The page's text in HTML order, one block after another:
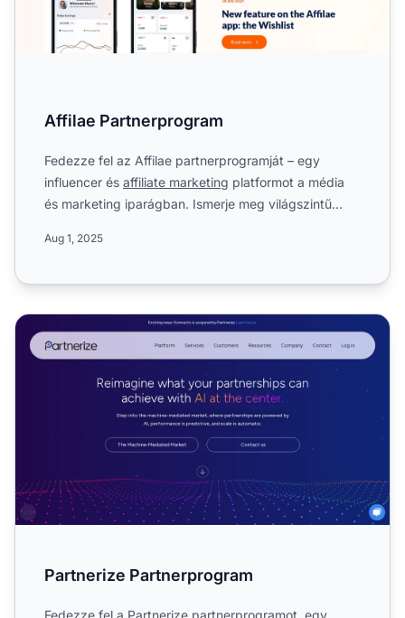
Affilae Partnerprogram
Fedezze fel az Affilae partnerprogramját – egy
influencer és affiliate marketing platformot a média
és marketing iparágban. Ismerje meg világszintű
Aug 1, 2025
Partnerize Partnerprogram
Partnerize Partnerprogram
Fedezze fel a Partnerize partnerprogramot, egy